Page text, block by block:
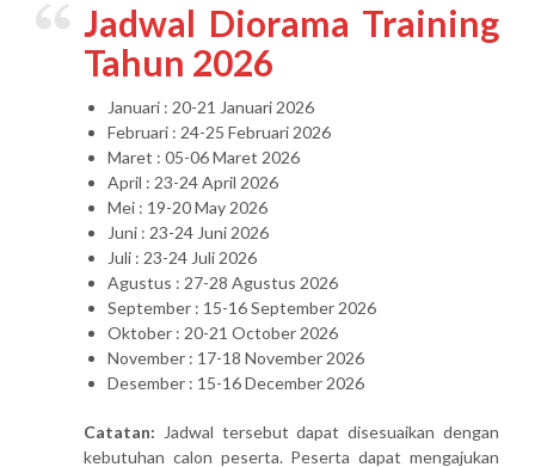
Jadwal Diorama Training
Tahun 2026
Januari : 20-21 Januari 2026
Februari : 24-25 Februari 2026
Maret : 05-06 Maret 2026
April : 23-24 April 2026
Mei : 19-20 May 2026
Juni : 23-24 Juni 2026
Juli : 23-24 Juli 2026
Agustus : 27-28 Agustus 2026
September : 15-16 September 2026
Oktober : 20-21 October 2026
November : 17-18 November 2026
Desember : 15-16 December 2026
Catatan: Jadwal tersebut dapat disesuaikan dengan
kebutuhan calon peserta. Peserta dapat mengajukan